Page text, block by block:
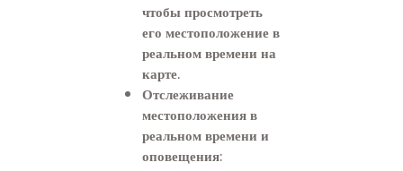
чтобы просмотреть
его местоположение в
реальном времени на
карте.
Отслеживание
местоположения в
реальном времени и
оповещения: